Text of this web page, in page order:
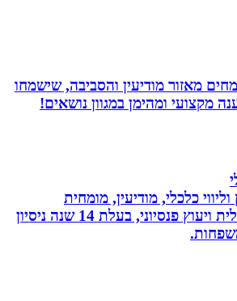
מודיעין והסביבה, שישמחו
ומהימן במגוון נושאים!
כלכלי, מודיעין, מומחית
להתנהלות כלכלית ויעוץ פנסיוני, בעלת 14 שנה ניסיון